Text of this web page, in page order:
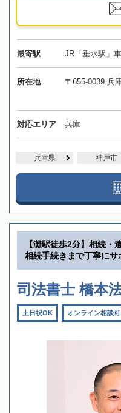
最寄駅 JR「垂水駅」
所在地 〒655-0039 兵
対応エリア 兵庫
兵庫県 神戸市
【灘駅徒歩2分】相続・
相続手続きまで丁寧にサ
司法書士 橋本
土日祝OK オンライン相談可